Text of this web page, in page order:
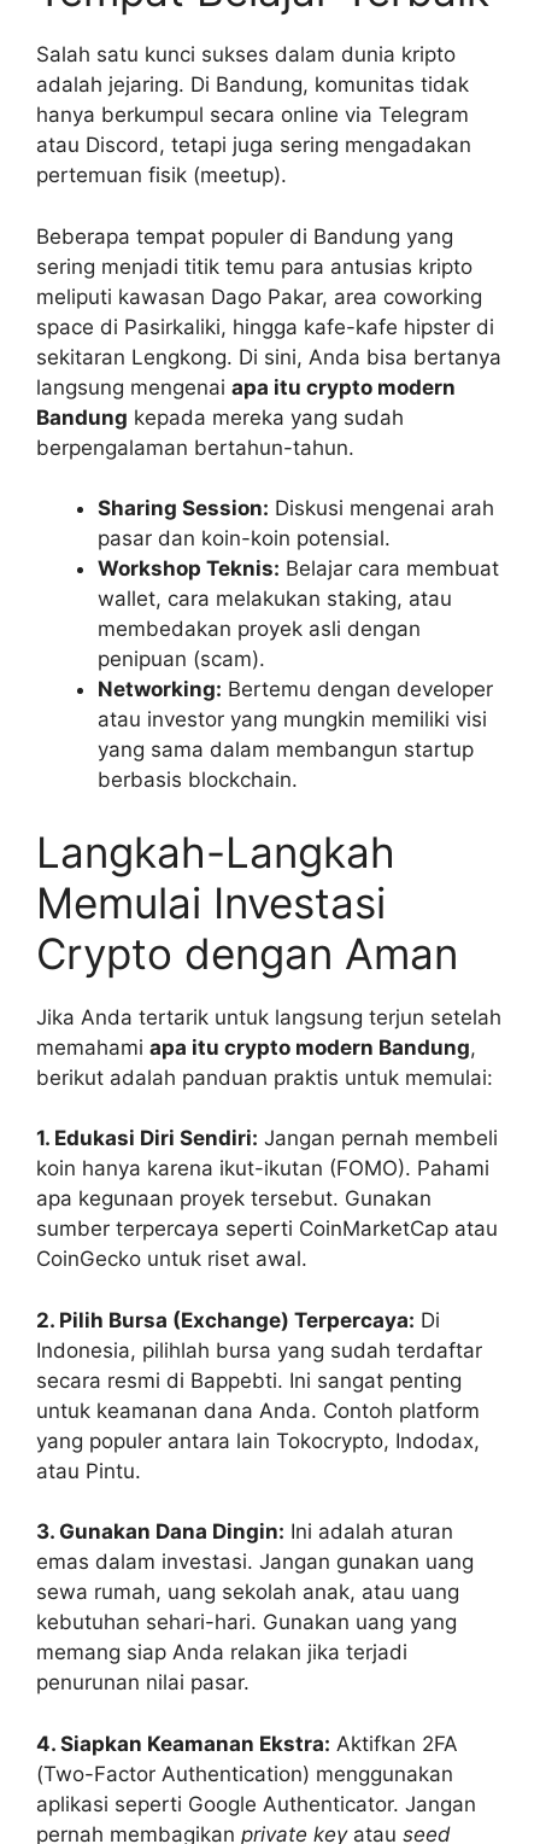
Salah satu kunci sukses dalam dunia kripto
adalah jejaring. Di Bandung, komunitas tidak
hanya berkumpul secara online via Telegram
atau Discord, tetapi juga sering mengadakan
pertemuan fisik (meetup).
Beberapa tempat populer di Bandung yang
sering menjadi titik temu para antusias kripto
meliputi kawasan Dago Pakar, area coworking
space di Pasirkaliki, hingga kafe-kafe hipster di
sekitaran Lengkong. Di sini, Anda bisa bertanya
langsung mengenai apa itu crypto modern
Bandung kepada mereka yang sudah
berpengalaman bertahun-tahun.
Sharing Session: Diskusi mengenai arah
pasar dan koin-koin potensial.
Workshop Teknis: Belajar cara membuat
wallet, cara melakukan staking, atau
membedakan proyek asli dengan
penipuan (scam).
Networking: Bertemu dengan developer
atau investor yang mungkin memiliki visi
yang sama dalam membangun startup
berbasis blockchain.
Langkah-Langkah
Memulai Investasi
Crypto dengan Aman
Jika Anda tertarik untuk langsung terjun setelah
memahami apa itu crypto modern Bandung,
berikut adalah panduan praktis untuk memulai:
1. Edukasi Diri Sendiri: Jangan pernah membeli
koin hanya karena ikut-ikutan (FOMO). Pahami
apa kegunaan proyek tersebut. Gunakan
sumber terpercaya seperti CoinMarketCap atau
CoinGecko untuk riset awal.
2. Pilih Bursa (Exchange) Terpercaya: Di
Indonesia, pilihlah bursa yang sudah terdaftar
secara resmi di Bappebti. Ini sangat penting
untuk keamanan dana Anda. Contoh platform
yang populer antara lain Tokocrypto, Indodax,
atau Pintu.
3. Gunakan Dana Dingin: Ini adalah aturan
emas dalam investasi. Jangan gunakan uang
sewa rumah, uang sekolah anak, atau uang
kebutuhan sehari-hari. Gunakan uang yang
memang siap Anda relakan jika terjadi
penurunan nilai pasar.
4. Siapkan Keamanan Ekstra: Aktifkan 2FA
(Two-Factor Authentication) menggunakan
aplikasi seperti Google Authenticator. Jangan
pernah membagikan private keyatau seed